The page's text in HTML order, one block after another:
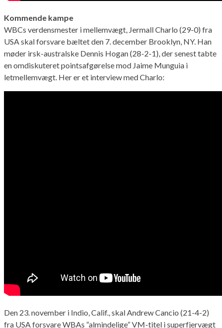
Kommende kampe
WBCs verdensmester i mellemvægt, Jermall Charlo (29-0) fra
USA skal forsvare bæltet den 7. december Brooklyn, NY. Han
møder irsk-australske Dennis Hogan (28-2-1), der senest tabte
en omdiskuteret pointsafgørelse mod Jaime Munguia i
letmellemvægt. Her er et interview med Charlo:
Den 23. november i Indio, Calif., skal Andrew Cancio (21-4-2)
fra USA forsvare WBAs “almindelige” VM-titel i superfjervægt